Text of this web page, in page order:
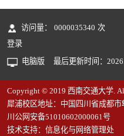
访问量： 0000035340 次
登录
电脑版
最后更新时间： 2026
Copyright © 2019 西南交通大学.
犀浦校区地址：中国四川省成都
川公网安备51010602000061号
技术支持：信息化与网络管理处